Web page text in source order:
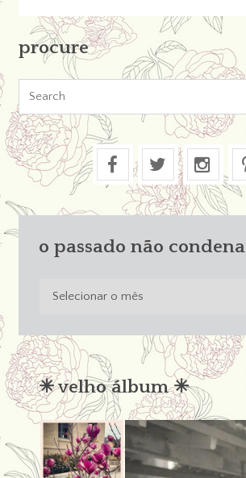
procure
o passado não condena
condena
✳︎ velho álbum ✳︎